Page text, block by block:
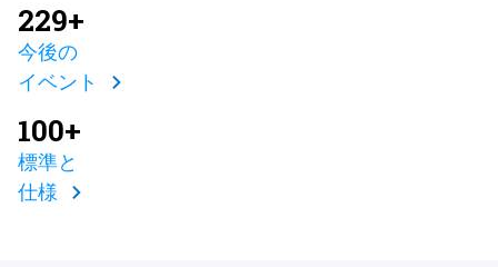
229+
今後の
イベント
100+
標準と
仕様